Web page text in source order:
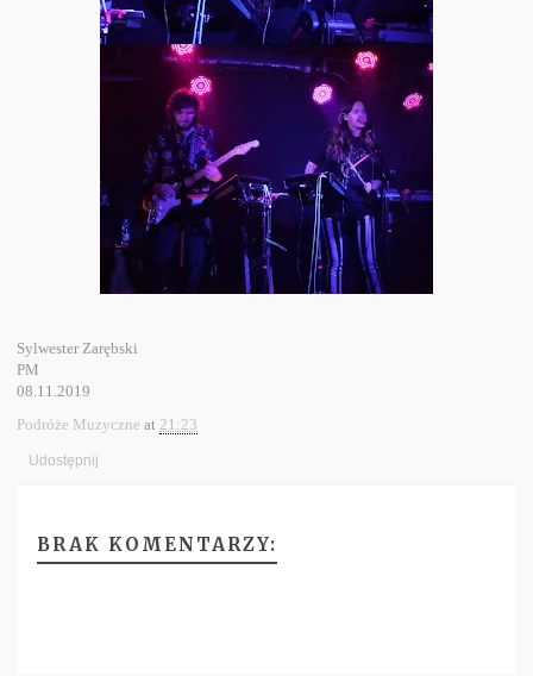
Sylwester Zarębski
PM
08.11.2019
Podróże Muzyczne at 21:23
Udostępnij
BRAK KOMENTARZY: